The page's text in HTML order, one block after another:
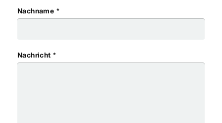
Nachname *
Nachricht *